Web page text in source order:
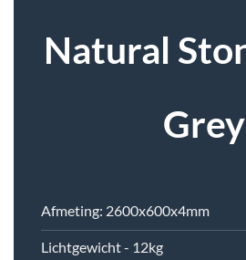
Natural
Grey
Afmeting: 2600x600x4mm
Lichtgewicht - 12kg